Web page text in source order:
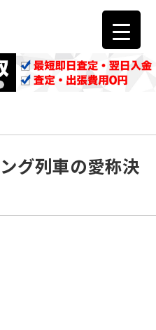
グ列車の愛称決